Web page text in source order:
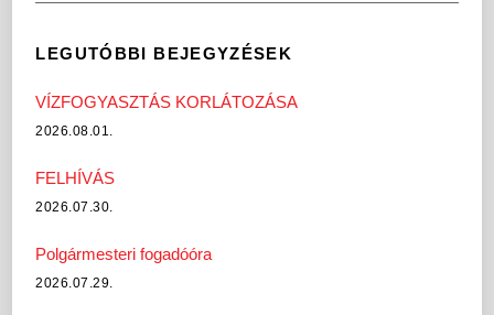
LEGUTÓBBI BEJEGYZÉSEK
VÍZFOGYASZTÁS KORLÁTOZÁSA
2026.08.01.
FELHÍVÁS
2026.07.30.
Polgármesteri fogadóóra
2026.07.29.